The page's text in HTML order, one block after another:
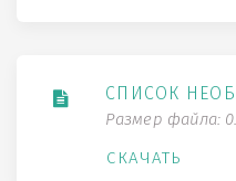
СПИСОК
Размер файла:
СКАЧАТЬ